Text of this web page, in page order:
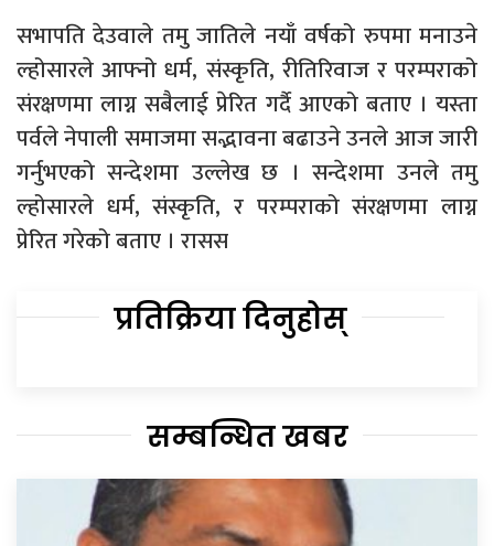
सभापति देउवाले तमु जातिले नयाँ वर्षको रुपमा मनाउने
ल्होसारले आफ्नो धर्म, संस्कृति, रीतिरिवाज र परम्पराको
संरक्षणमा लाग्न सबैलाई प्रेरित गर्दै आएको बताए । यस्ता
पर्वले नेपाली समाजमा सद्भावना बढाउने उनले आज जारी
गर्नुभएको सन्देशमा उल्लेख छ । सन्देशमा उनले तमु
ल्होसारले धर्म, संस्कृति, र परम्पराको संरक्षणमा लाग्न
प्रेरित गरेको बताए । रासस
प्रतिक्रिया दिनुहोस्
सम्बन्धित खबर